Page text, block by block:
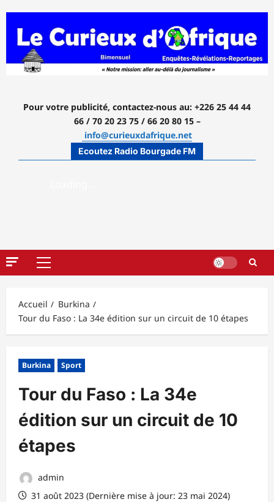
contenu
Pour votre publicité, contactez-nous au: +226 25 44 44
66 / 70 20 23 75 / 66 20 80 15 –
info@curieuxdafrique.net
Ecoutez Radio Bourgade FM
Menu
Accueil
Burkina
Tour du Faso : La 34e édition sur un circuit de 10 étapes
Burkina Sport
Tour du Faso : La 34e
édition sur un circuit de 10
étapes
admin
31 août 2023 (Dernière mise à jour: 23 mai 2024)